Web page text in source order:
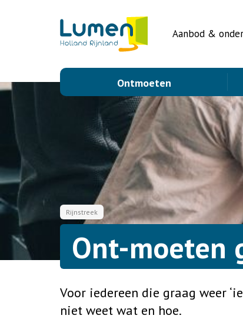
Aanbod &
Ontmoeten
Rijnstreek
Ont-moeten
Voor iedereen die graag weer
niet weet wat en hoe.